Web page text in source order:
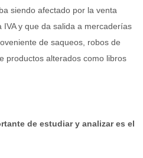
siendo afectado por la venta
y que da salida a mercaderías
de saqueos, robos de
productos alterados como libros
de estudiar y analizar es el